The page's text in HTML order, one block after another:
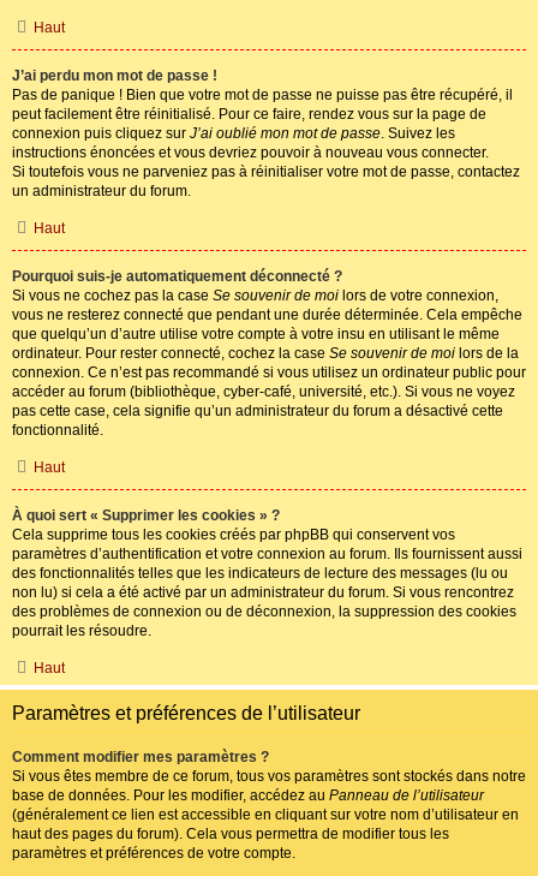
Haut
J’ai perdu mon mot de passe !
Pas de panique ! Bien que votre mot de passe ne puisse pas être récupéré, il
peut facilement être réinitialisé. Pour ce faire, rendez vous sur la page de
connexion puis cliquez sur J’ai oublié mon mot de passe. Suivez les
instructions énoncées et vous devriez pouvoir à nouveau vous connecter.
Si toutefois vous ne parveniez pas à réinitialiser votre mot de passe, contactez
un administrateur du forum.
Haut
Pourquoi suis-je automatiquement déconnecté ?
Si vous ne cochez pas la case Se souvenir de moi lors de votre connexion,
vous ne resterez connecté que pendant une durée déterminée. Cela empêche
que quelqu’un d’autre utilise votre compte à votre insu en utilisant le même
ordinateur. Pour rester connecté, cochez la case Se souvenir de moi lors de la
connexion. Ce n’est pas recommandé si vous utilisez un ordinateur public pour
accéder au forum (bibliothèque, cyber-café, université, etc.). Si vous ne voyez
pas cette case, cela signifie qu’un administrateur du forum a désactivé cette
fonctionnalité.
Haut
À quoi sert « Supprimer les cookies » ?
Cela supprime tous les cookies créés par phpBB qui conservent vos
paramètres d’authentification et votre connexion au forum. Ils fournissent aussi
des fonctionnalités telles que les indicateurs de lecture des messages (lu ou
non lu) si cela a été activé par un administrateur du forum. Si vous rencontrez
des problèmes de connexion ou de déconnexion, la suppression des cookies
pourrait les résoudre.
Haut
Paramètres et préférences de l’utilisateur
Comment modifier mes paramètres ?
Si vous êtes membre de ce forum, tous vos paramètres sont stockés dans notre
base de données. Pour les modifier, accédez au Panneau de l’utilisateur
(généralement ce lien est accessible en cliquant sur votre nom d’utilisateur en
haut des pages du forum). Cela vous permettra de modifier tous les
paramètres et préférences de votre compte.